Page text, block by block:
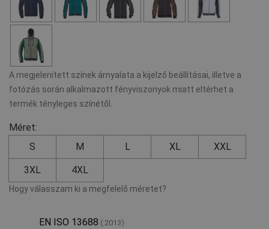
A megjelenített színek árnyalata a kijelző beállításai, illetve a
fotózás során alkalmazott fényviszonyok miatt eltérhet a
termék tényleges színétől.
Méret:
S
M L XL XXL
3XL 4XL
Hogy válasszam ki a megfelelő méretet?
EN ISO 13688 (:2013)